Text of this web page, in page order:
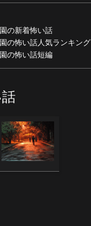
の新着怖い話
の怖い話人気ランキング
の怖い話短編